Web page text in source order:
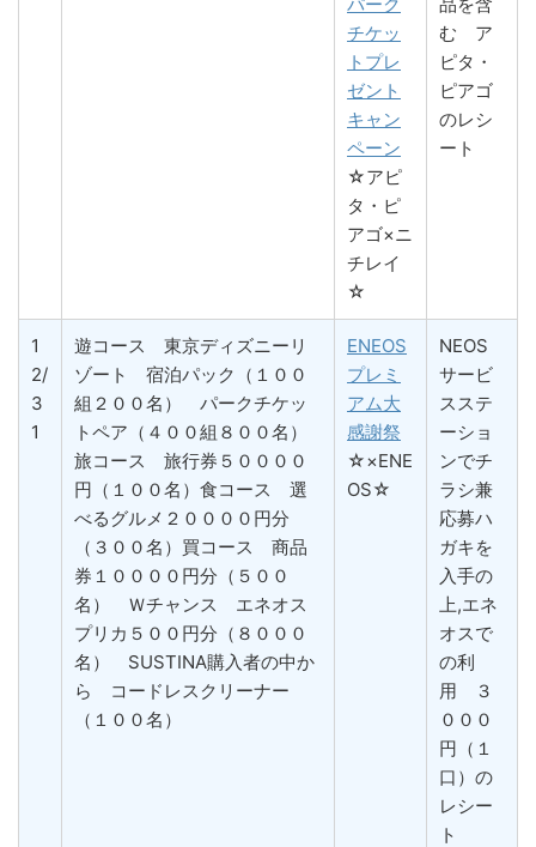
チケッ
トプレ
ゼント
キャン
ペーン
☆アピ
タ・ピ
アゴ×ニ
チレイ
☆
む ア
ピタ・
ピアゴ
のレシ
ート
1
2/
3
1
遊コース 東京ディズニーリ
ゾート 宿泊パック（１００
組２００名） パークチケッ
トペア（４００組８００名）
旅コース 旅行券５００００
円（１００名）食コース 選
べるグルメ２００００円分
（３００名）買コース 商品
券１００００円分（５００
名） Ｗチャンス エネオス
プリカ５００円分（８０００
名） SUSTINA購入者の中か
ら コードレスクリーナー
（１００名）
ENEOS
プレミ
アム大
感謝祭
☆×ENE
OS☆
NEOS
サービ
スステ
ーショ
ンでチ
ラシ兼
応募ハ
ガキを
入手の
上,エネ
オスで
の利
用 ３
０００
円（１
口）の
レシー
ト